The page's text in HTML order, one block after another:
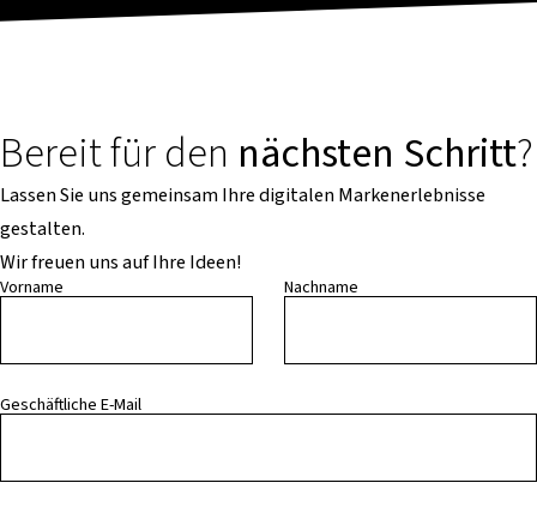
Bereit für den nächsten Schritt?
Lassen Sie uns gemeinsam Ihre digitalen Markenerlebnisse
gestalten.
Wir freuen uns auf Ihre Ideen!
Vorname Nachname
Geschäftliche E-Mail